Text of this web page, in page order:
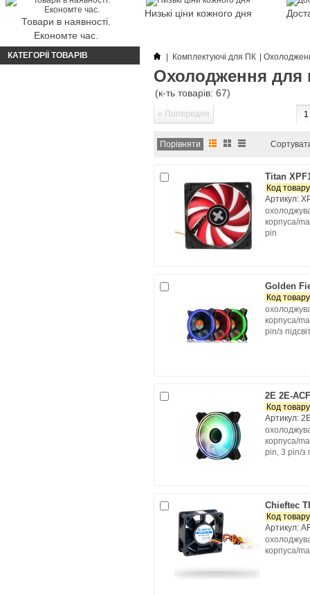
Товари в наявності.
Економте час.
Низькі ціни кожного дня
КАТЕГОРІЇ ТОВАРІВ Комплектуючі для ПК
Охолодження для
(к-ть товарів: 67)
« Попередня 1
Titan
Код
Артикул:
корпуса/
pin
Golden
Код
корпуса/
pin/з
2E 2E-
Код
Артикул:
корпуса/
pin, 3 pin/з
Chieftec
Код
Артикул:
корпуса/